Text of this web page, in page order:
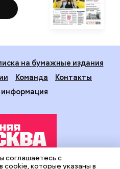
на бумажные издания
Команда
Контакты
соглашаетесь с
cookie, которые указаны в